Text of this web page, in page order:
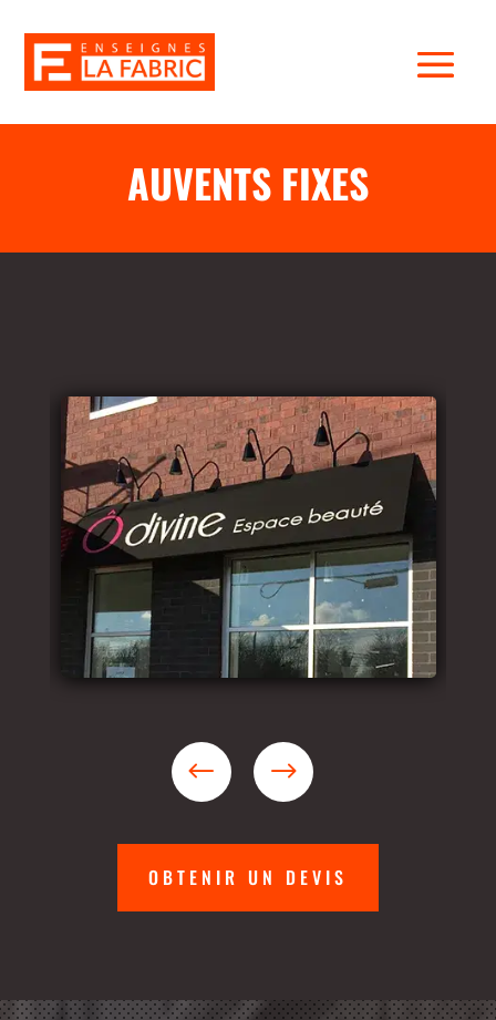
AUVENTS FIXES
OBTENIR UN DEVIS